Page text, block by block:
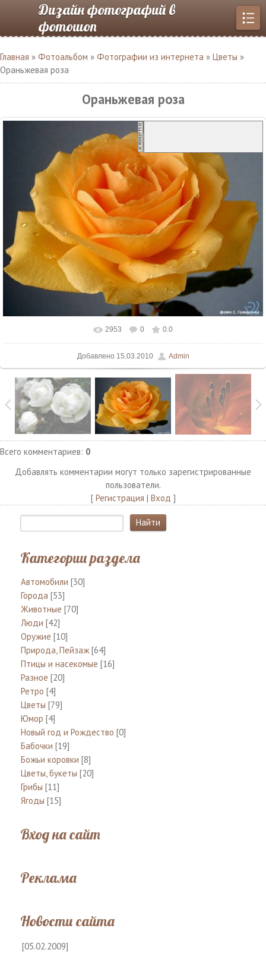
Дизайн фотографий в
фотошоп
Главная » Фотоальбом » Фотографии из интернета » Цветы »
Ораньжевая роза
Ораньжевая роза
В реальном размере 1500x1125
2953 0 0.0
Добавлено 15.03.2010 Admin
Всего комментариев: 0
Добавлять комментарии могут только зарегистрированные
пользователи.
[ Регистрация | Вход ]
Категории раздела
Автомобили [30]
Города [53]
Животные [70]
Люди [42]
Оружие [10]
Природа, Пейзаж [64]
Птицы и насекомые [16]
Разное [20]
Ретро [4]
Цветы [79]
Юмор [4]
Новый год и Рождество [0]
Бабочки [19]
Божьи коровки [8]
Цветы, букеты [20]
Грибы [11]
Ягоды [15]
Вход на сайт
Реклама
Новости сайта
[05.02.2009]